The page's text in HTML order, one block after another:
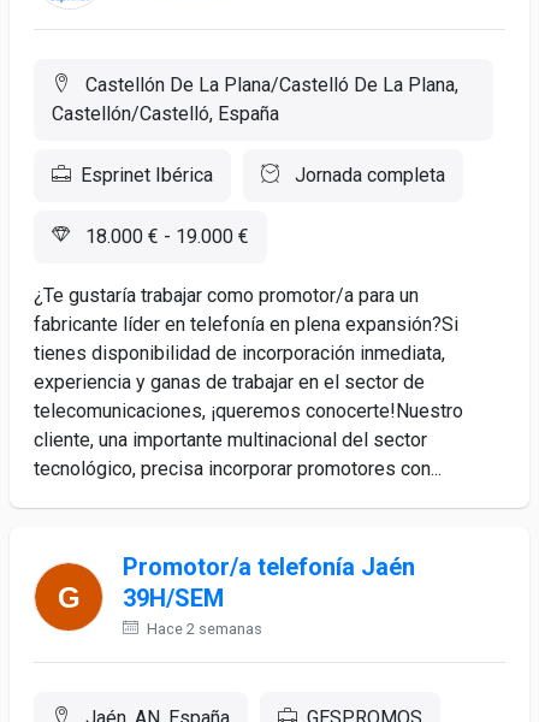
Castellón De La Plana/Castelló De La Plana,
Castellón/Castelló, España
Esprinet Ibérica Jornada completa
18.000 € - 19.000 €
¿Te gustaría trabajar como promotor/a para un
fabricante líder en telefonía en plena expansión?Si
tienes disponibilidad de incorporación inmediata,
experiencia y ganas de trabajar en el sector de
telecomunicaciones, ¡queremos conocerte!Nuestro
cliente, una importante multinacional del sector
tecnológico, precisa incorporar promotores con...
Promotor/a telefonía Jaén
39H/SEM
Hace 2 semanas